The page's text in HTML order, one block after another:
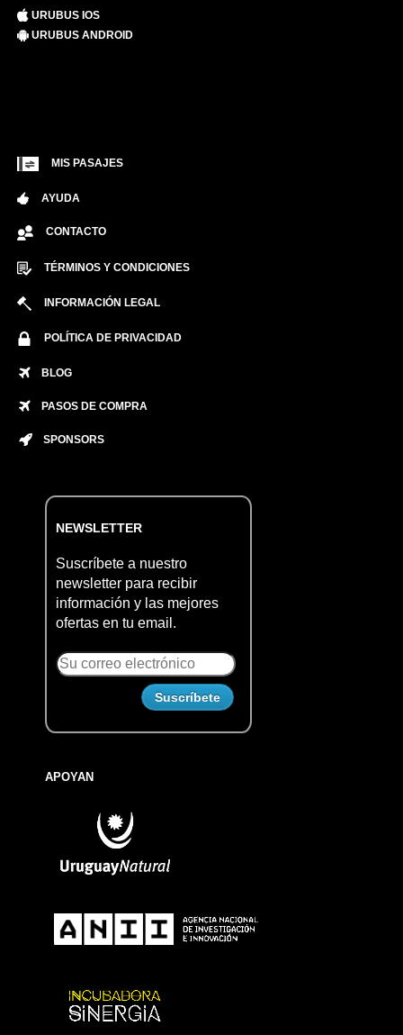
URUBUS IOS
URUBUS ANDROID
MIS PASAJES
AYUDA
CONTACTO
TÉRMINOS Y CONDICIONES
INFORMACIÓN LEGAL
POLÍTICA DE PRIVACIDAD
BLOG
PASOS DE COMPRA
SPONSORS
NEWSLETTER
Suscríbete a nuestro
newsletter para recibir
información y las mejores
ofertas en tu email.
APOYAN